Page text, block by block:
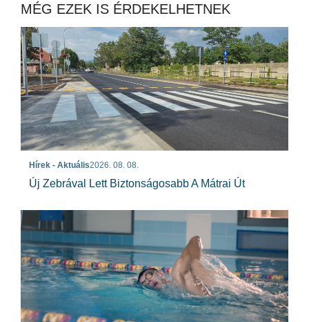
MÉG EZEK IS ÉRDEKELHETNEK
Hírek - Aktuális2026. 08. 08.
Új Zebrával Lett Biztonságosabb A Mátrai Út